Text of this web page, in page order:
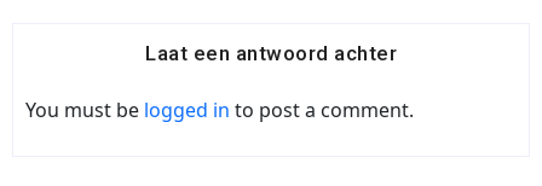
Laat een antwoord achter
You must be logged in to post a comment.